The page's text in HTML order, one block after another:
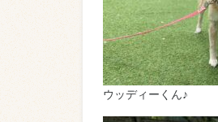
ウッディーくん♪